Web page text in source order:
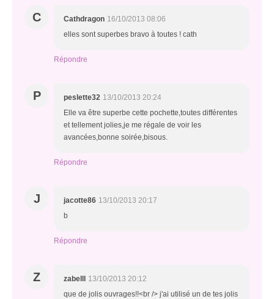
C Cathdragon 16/10/2013 08:06
elles sont superbes bravo à toutes ! cath
Répondre
P peslette32 13/10/2013 20:24
Elle va être superbe cette pochette,toutes différentes
et tellement jolies,je me régale de voir les
avancées,bonne soirée,bisous.
Répondre
J jacotte86 13/10/2013 20:17
b
Répondre
Z zabelll
13/10/2013 20:12
que de jolis ouvrages!!<br /> j'ai utilisé un de tes jolis